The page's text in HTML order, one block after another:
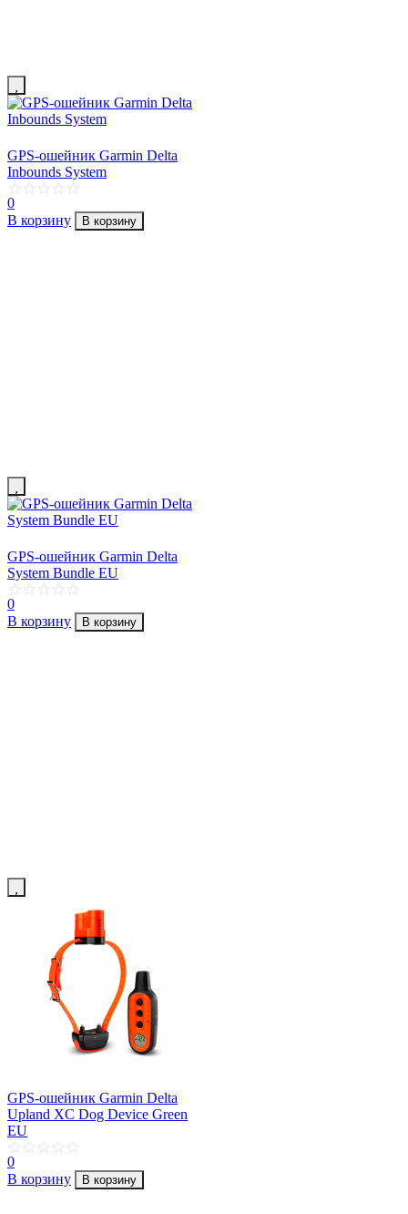
GPS-ошейник Garmin Delta
Inbounds System
0
В корзину
В корзину
GPS-ошейник Garmin Delta
System Bundle EU
0
В корзину
В корзину
GPS-ошейник Garmin Delta
Upland XC Dog Device Green
EU
0
В корзину
В корзину